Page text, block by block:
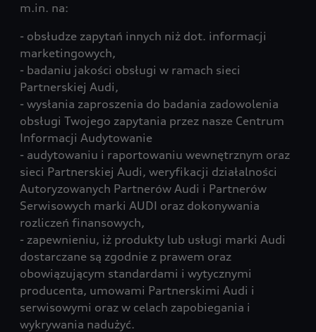
m.in. na:
- obsłudze zapytań innych niż dot. informacji
marketingowych,
- badaniu jakości obsługi w ramach sieci
Partnerskiej Audi,
- wysłania zaproszenia do badania zadowolenia
obsługi Twojego zapytania przez nasze Centrum
Informacji Audytowanie
- audytowaniu i raportowaniu wewnętrznym oraz
sieci Partnerskiej Audi, weryfikacji działalności
Autoryzowanych Partnerów Audi i Partnerów
Serwisowych marki AUDI oraz dokonywania
rozliczeń finansowych,
- zapewnieniu, iż produkty lub usługi marki Audi
dostarczane są zgodnie z prawem oraz
obowiązującym standardami i wytycznymi
producenta, umowami Partnerskimi Audi i
serwisowymi oraz w celach zapobiegania i
wykrywania nadużyć.